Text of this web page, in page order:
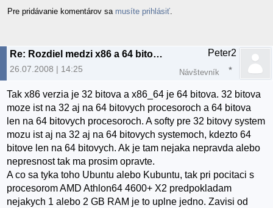
Pre pridávanie komentárov sa musíte prihlásiť
Re: Rozdiel medzi x86 a 64 bitovou verziou
26.07.2008 | 14:25
Peter2
Návštevník
Tak x86 verzia je 32 bitova a x86_64 je 64 bitova. 32 bitova
moze ist na 32 aj na 64 bitovych procesoroch a 64 bitova
len na 64 bitovych procesoroch. A softy pre 32 bitovy system
mozu ist aj na 32 aj na 64 bitovych systemoch, kdezto 64
bitove len na 64 bitovych. Ak je tam nejaka nepravda alebo
nepresnost tak ma prosim opravte.
A co sa tyka toho Ubuntu alebo Kubuntu, tak pri pocitaci s
procesorom AMD Athlon64 4600+ X2 predpokladam
nejakych 1 alebo 2 GB RAM je to uplne jedno. Zavisi od